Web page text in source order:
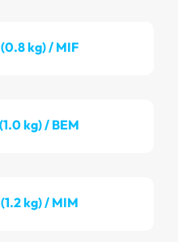
kg) / MIF
kg) / BEM
kg) / MIM